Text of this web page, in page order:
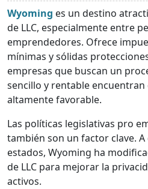
Wyoming es un destino
de LLC, especialmente entre
emprendedores. Ofrece
mínimas y sólidas
empresas que buscan un
sencillo y rentable
altamente favorable.
Las políticas legislativas pro
también son un factor clave.
estados, Wyoming ha
de LLC para mejorar la
activos.